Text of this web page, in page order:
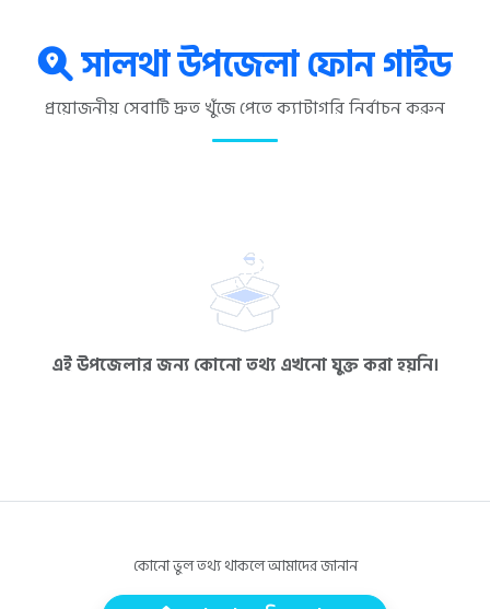
সালথা উপজেলা ফোন গাইড
প্রয়োজনীয় সেবাটি দ্রুত খুঁজে পেতে ক্যাটাগরি নির্বাচন করুন
এই উপজেলার জন্য কোনো তথ্য এখনো যুক্ত করা হয়নি।
কোনো ভুল তথ্য থাকলে আমাদের জানান